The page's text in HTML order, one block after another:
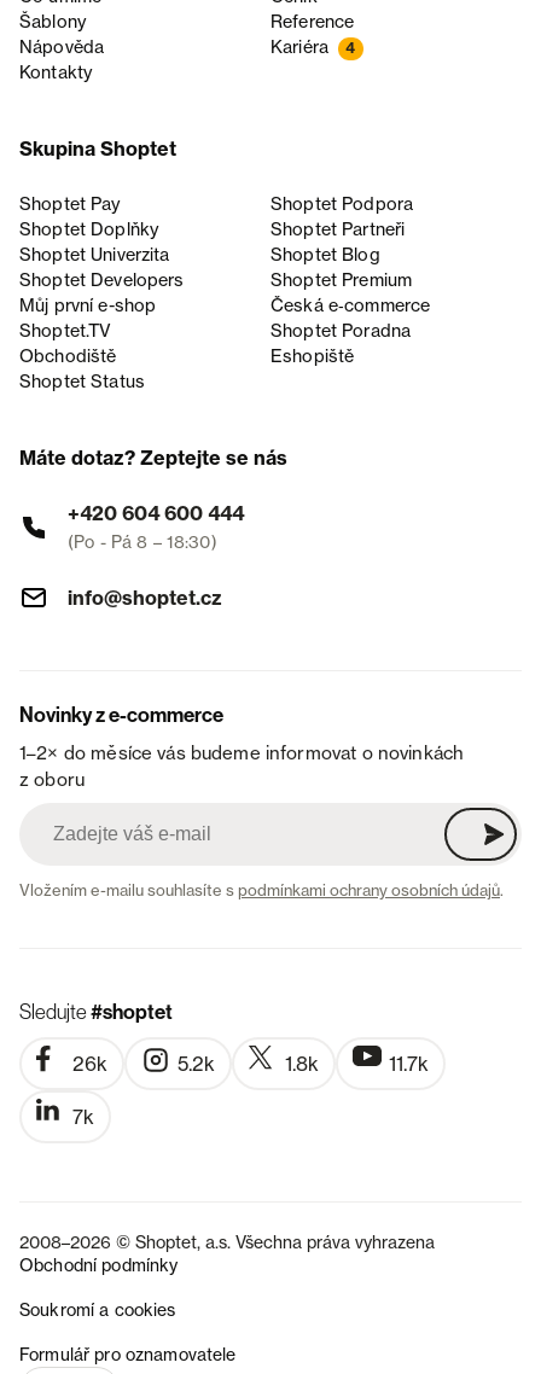
Šablony
Reference
Nápověda
Kariéra 4
Kontakty
Skupina Shoptet
Shoptet Pay
Shoptet Podpora
Shoptet Doplňky
Shoptet Partneři
Shoptet Univerzita
Shoptet Blog
Shoptet Developers
Shoptet Premium
Můj první e-shop
Česká e‑commerce
Shoptet.TV
Shoptet Poradna
Obchodiště
Eshopiště
Shoptet Status
Máte dotaz? Zeptejte se nás
+420 604 600 444
(Po - Pá 8 – 18:30)
info@shoptet.cz
Novinky z e-commerce
1–2× do měsíce vás budeme informovat o novinkách
z oboru
Vložením e-mailu souhlasíte spodmínkami ochrany osobních údajů.
Sledujte#shoptet
26k 5.2k 1.8k 11.7k
7k
2008–2026 © Shoptet, a.s. Všechna práva vyhrazena
Obchodní podmínky
Soukromí a cookies
Formulář pro oznamovatele